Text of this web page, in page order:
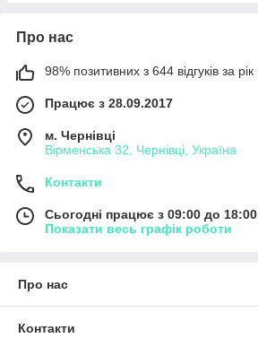
Про нас
98% позитивних з 644 відгуків за рік
Працює з 28.09.2017
м. Чернівці
Вірменська 32, Чернівці, Україна
Контакти
Сьогодні працює з 09:00 до 18:00
Показати весь графік роботи
Про нас
Контакти